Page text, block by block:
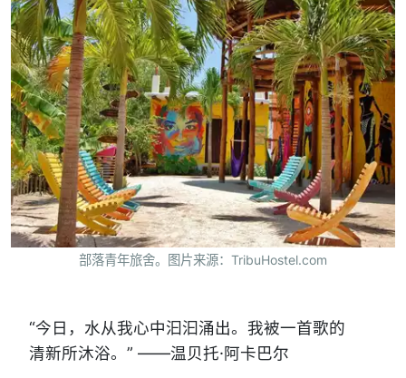
部落青年旅舍。图片来源：TribuHostel.com
“今日，水从我心中汩汩涌出。我被一首歌的
清新所沐浴。” ——温贝托·阿卡巴尔